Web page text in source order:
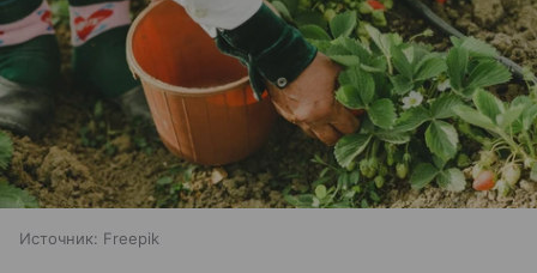
Источник: Freepik